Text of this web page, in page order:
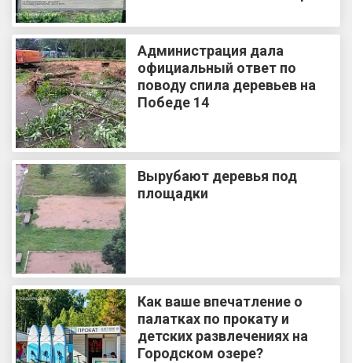
Администрация дала
официальный ответ по
поводу спила деревьев на
Победе 14
Вырубают деревья под
площадки
Как ваше впечатление о
палатках по прокату и
детских развлечениях на
Городском озере?